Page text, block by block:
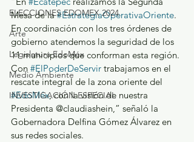
ELECCIONES EDOMEX 2024
Arte
Legislatura EdoMéx
Medio Ambiente
INVESTIGACIÓN ESPECIAL
Mesa de la #EstrategiaOperativaOriente.
En coordinación con los tres órdenes de
gobierno atendemos la seguridad de los
11 municipios que conforman esta región.
Con #ElPoderDeServir trabajamos en el
rescate integral de la zona oriente del
#EdoMéx, con la visión de nuestra
Presidenta @claudiashein,” señaló la
Gobernadora Delfina Gómez Álvarez en
sus redes sociales.